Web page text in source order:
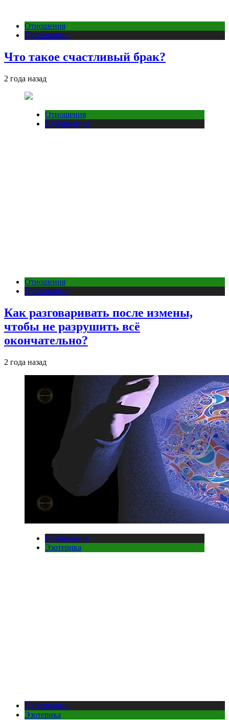
Отношения
Публикации
Что такое счастливый брак?
2 года назад
Отношения
Публикации
Отношения
Публикации
Как разговаривать после измены,
чтобы не разрушить всё
окончательно?
2 года назад
Публикации
Эзотерика
Публикации
Эзотерика